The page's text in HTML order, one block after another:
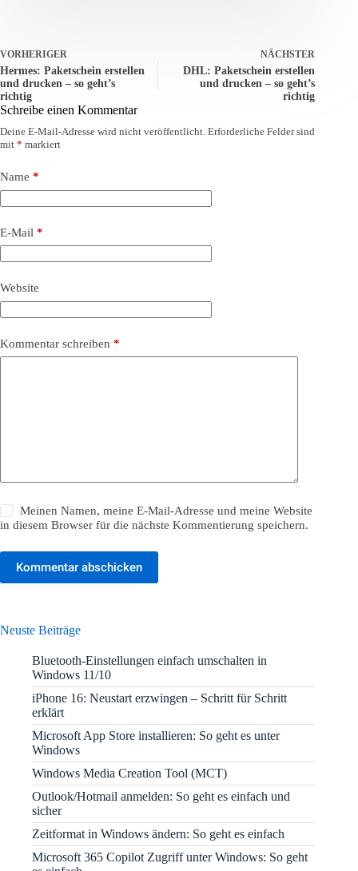
VORHERIGER
Hermes: Paketschein erstellen
und drucken – so geht’s
richtig
NÄCHSTER
DHL: Paketschein erstellen
und drucken – so geht’s
richtig
Schreibe einen Kommentar
Deine E-Mail-Adresse wird nicht veröffentlicht. Erforderliche Felder sind
mit * markiert
Name *
E-Mail *
Website
Kommentar schreiben *
Meinen Namen, meine E-Mail-Adresse und meine Website
in diesem Browser für die nächste Kommentierung speichern.
Kommentar abschicken
Neuste Beiträge
Bluetooth-Einstellungen einfach umschalten in
Windows 11/10
iPhone 16: Neustart erzwingen – Schritt für Schritt
erklärt
Microsoft App Store installieren: So geht es unter
Windows
Windows Media Creation Tool (MCT)
Outlook/Hotmail anmelden: So geht es einfach und
sicher
Zeitformat in Windows ändern: So geht es einfach
Microsoft 365 Copilot Zugriff unter Windows: So geht